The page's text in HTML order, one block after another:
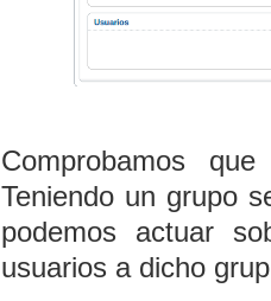
Comprobamos
Teniendo un grupo
podemos actuar
usuarios a dicho